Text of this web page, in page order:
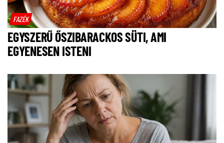
FAZÉK
EGYSZERŰ ŐSZIBARACKOS SÜTI, AMI
EGYENESEN ISTENI